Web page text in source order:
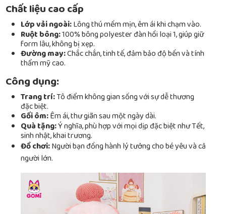
Chất liệu cao cấp
Lớp vải ngoài:Lông thú mềm mịn, êm ái khi chạm vào.
Ruột bông:100% bông polyester đàn hồi loại 1, giúp giữ
form lâu, không bị xẹp.
Đường may:Chắc chắn, tinh tế, đảm bảo độ bền và tính
thẩm mỹ cao.
Công dụng:
Trang trí:Tô điểm không gian sống với sự dễ thương
đặc biệt.
Gối ôm:Êm ái, thư giãn sau một ngày dài.
Quà tặng:Ý nghĩa, phù hợp với mọi dịp đặc biệt như Tết,
sinh nhật, khai trương.
Đồ chơi:Người bạn đồng hành lý tưởng cho bé yêu và cả
người lớn.